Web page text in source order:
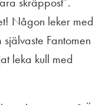
Någon leker med
Fantomen
leka kull med